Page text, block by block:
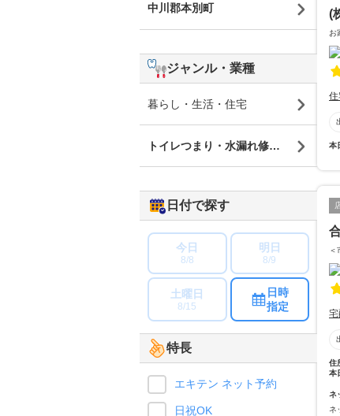
(
お
本
＜
宅
住
本
ネ
ネ
中川郡本別町
ジャンル・業種
暮らし・生活・住宅
トイレつまり・水漏れ修理・蛇口修理
日付で探す
今日
8/8
明日
8/9
土曜日
8/15
日時
指定
特長
エキテン ネット予約
日祝OK